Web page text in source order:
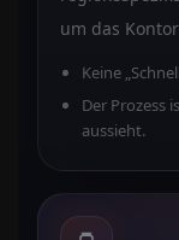
um das
Keine
Der Prozess
aussieht.